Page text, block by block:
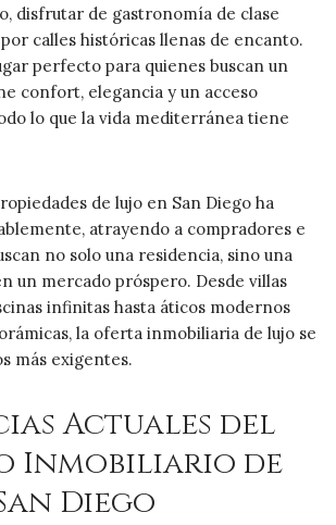
disfrutar de gastronomía de clase
calles históricas llenas de encanto.
perfecto para quienes buscan un
confort, elegancia y un acceso
lo que la vida mediterránea tiene
de lujo en San Diego ha
atrayendo a compradores e
no solo una residencia, sino una
un mercado próspero. Desde villas
infinitas hasta áticos modernos
la oferta inmobiliaria de lujo se
más exigentes.
Actuales del
Inmobiliario de
Diego